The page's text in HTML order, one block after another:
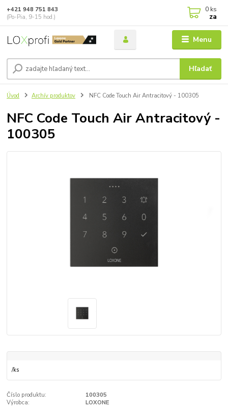
Menu
Hľadať
+421 948 751 843
(Po-Pia, 9-15 hod.)
0 ks
za
Úvod Archív produktov NFC Code Touch Air Antracitový - 100305
NFC Code Touch Air Antracitový -
100305
/ks
Číslo produktu:
100305
Výrobca:
LOXONE